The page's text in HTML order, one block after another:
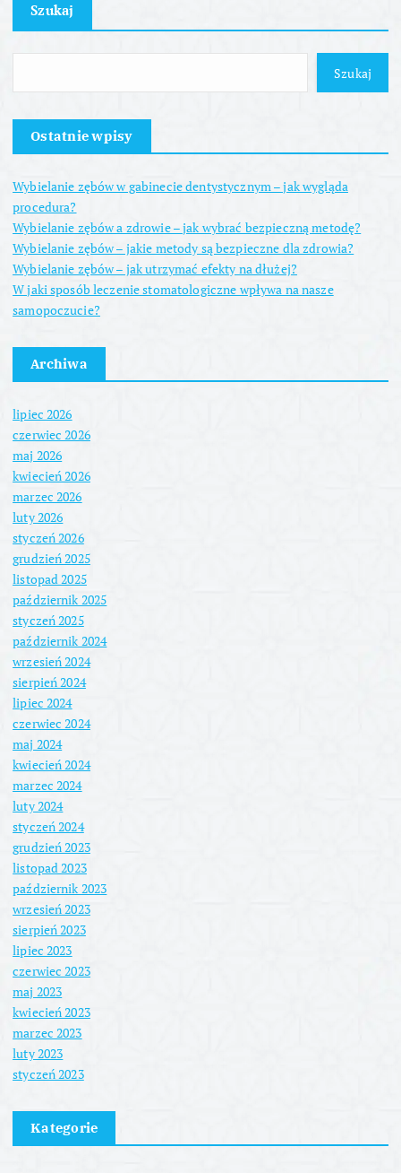
Szukaj
Szukaj
Ostatnie wpisy
Wybielanie zębów w gabinecie dentystycznym – jak wygląda
procedura?
Wybielanie zębów a zdrowie – jak wybrać bezpieczną metodę?
Wybielanie zębów – jakie metody są bezpieczne dla zdrowia?
Wybielanie zębów – jak utrzymać efekty na dłużej?
W jaki sposób leczenie stomatologiczne wpływa na nasze
samopoczucie?
Archiwa
lipiec 2026
czerwiec 2026
maj 2026
kwiecień 2026
marzec 2026
luty 2026
styczeń 2026
grudzień 2025
listopad 2025
październik 2025
styczeń 2025
październik 2024
wrzesień 2024
sierpień 2024
lipiec 2024
czerwiec 2024
maj 2024
kwiecień 2024
marzec 2024
luty 2024
styczeń 2024
grudzień 2023
listopad 2023
październik 2023
wrzesień 2023
sierpień 2023
lipiec 2023
czerwiec 2023
maj 2023
kwiecień 2023
marzec 2023
luty 2023
styczeń 2023
Kategorie